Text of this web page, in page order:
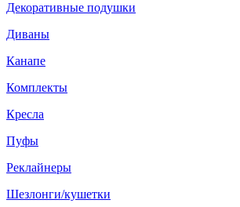
Декоративные подушки
Диваны
Канапе
Комплекты
Кресла
Пуфы
Реклайнеры
Шезлонги/кушетки